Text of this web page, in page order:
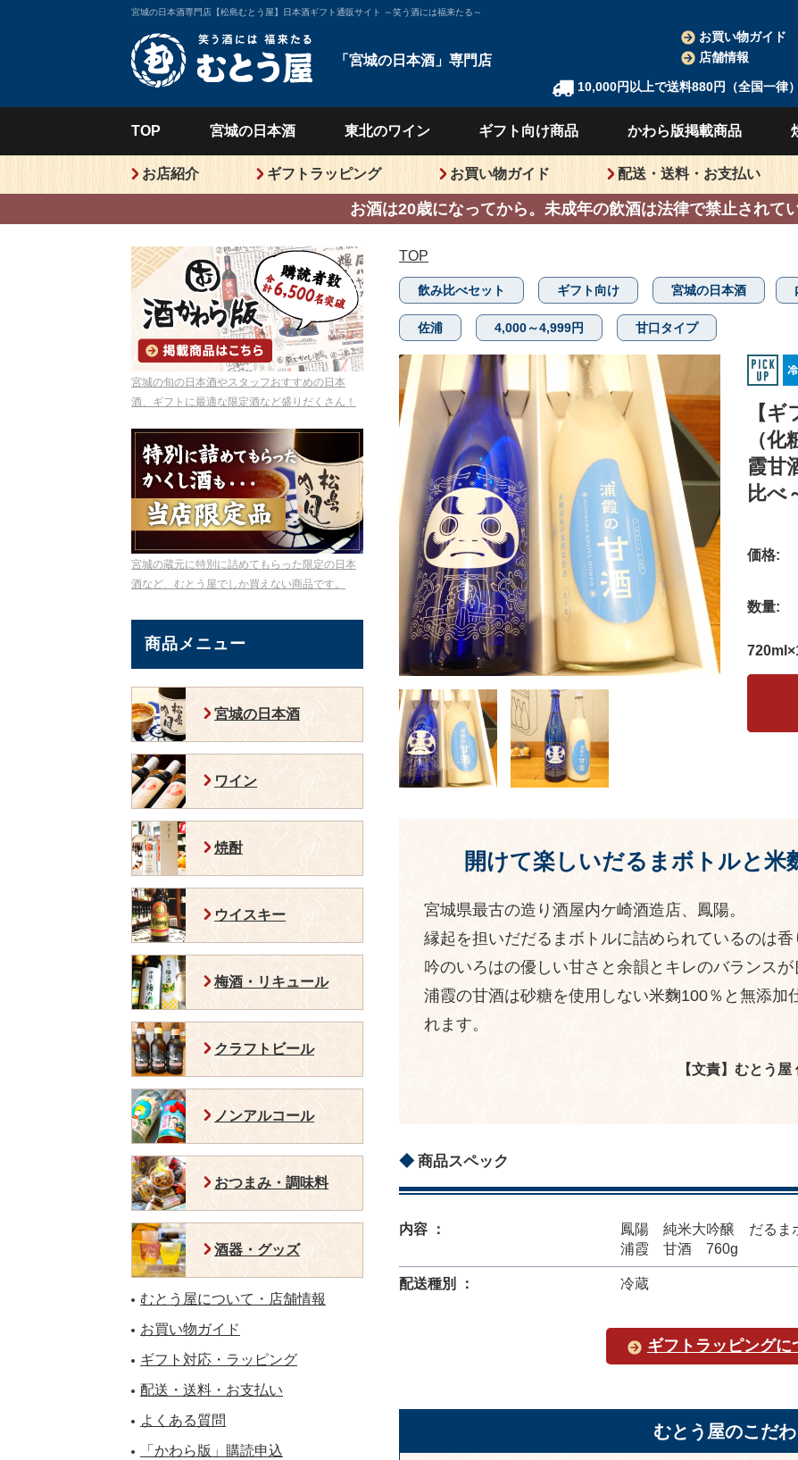
宮城の日本酒専門店【松島むとう屋】日本酒ギフト通販サイト ～笑う酒には福来たる～
「宮城の日本酒」 専門店
お買い物ガイド
店舗情報
10,000円以上で送料880円（全国一律）
TOP 宮城の日本酒 東北のワイン ギフト向け商品 かわら版掲載商品
お店紹介 ギフトラッピング お買い物ガイド 配送・送料・お支払い
お酒は20歳になってから。 未成年の飲酒は法律で禁止されて
TOP
飲み比べセット ギフト向け 宮城の日本酒
佐浦 4,000～4,999円 甘口タイプ
【
（
霞甘
比べ
価格:
数量:
開けて楽しいだるまボトルと米
宮城県最古の造り酒屋内ケ崎酒造店、鳳陽。
縁起を担いだだるまボトルに詰められているのは香
吟のいろはの優しい甘さと余韻とキレのバランスが
浦霞の甘酒は砂糖を使用しない米麴100％と無添加
れます。
【文責】むとう
商品スペック
内容 ：
鳳陽 純米大吟醸 だるま
浦霞 甘酒 760g
配送種別 ： 冷蔵
ギフトラッピングに
むとう屋のこだわ
宮城の旬の日本酒やスタッフおすすめの日本
酒、ギフトに最適な限定酒など盛りだくさん！
宮城の蔵元に特別に詰めてもらった限定の日本
酒など、むとう屋でしか買えない商品です。
商品メニュー
宮城の日本酒
ワイン
焼酎
ウイスキー
梅酒・リキュール
クラフトビール
ノンアルコール
おつまみ・調味料
酒器・グッズ
むとう屋について・店舗情報
お買い物ガイド
ギフト対応・ラッピング
配送・送料・お支払い
よくある質問
「かわら版」購読申込